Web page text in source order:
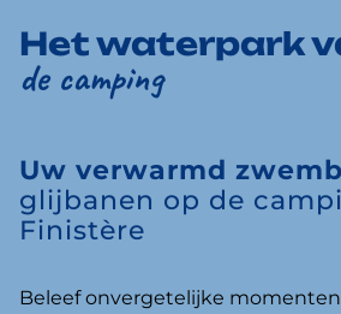
Het waterpark
de camping
Uw verwarmd
glijbanen op de
Finistère
Beleef onvergetelijke